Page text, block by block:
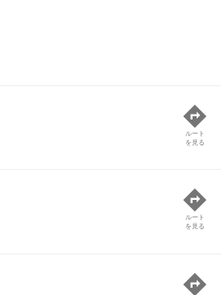
ルート
を見る
ルート
を見る